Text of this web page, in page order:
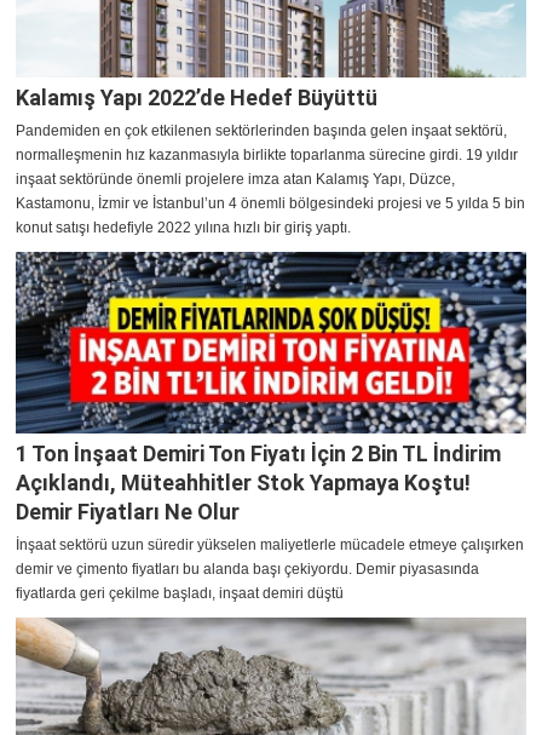
Kalamış Yapı 2022’de Hedef Büyüttü
Pandemiden en çok etkilenen sektörlerinden başında gelen inşaat sektörü,
normalleşmenin hız kazanmasıyla birlikte toparlanma sürecine girdi. 19 yıldır
inşaat sektöründe önemli projelere imza atan Kalamış Yapı, Düzce,
Kastamonu, İzmir ve İstanbul’un 4 önemli bölgesindeki projesi ve 5 yılda 5 bin
konut satışı hedefiyle 2022 yılına hızlı bir giriş yaptı.
1 Ton İnşaat Demiri Ton Fiyatı İçin 2 Bin TL İndirim
Açıklandı, Müteahhitler Stok Yapmaya Koştu!
Demir Fiyatları Ne Olur
İnşaat sektörü uzun süredir yükselen maliyetlerle mücadele etmeye çalışırken
demir ve çimento fiyatları bu alanda başı çekiyordu. Demir piyasasında
fiyatlarda geri çekilme başladı, inşaat demiri düştü